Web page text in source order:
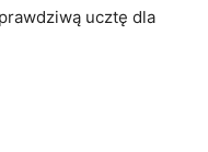
ucztę⁣ dla